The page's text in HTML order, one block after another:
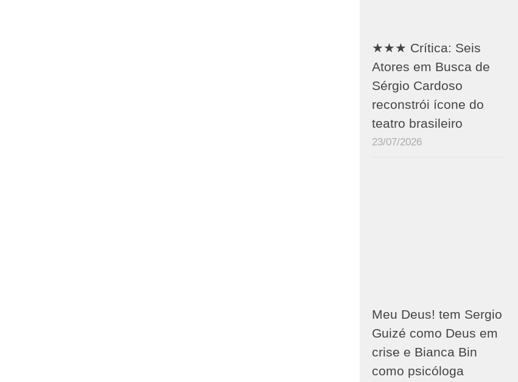
★★★ Crítica: Seis
Atores em Busca de
Sérgio Cardoso
reconstrói ícone do
teatro brasileiro
23/07/2026
Meu Deus! tem Sergio
Guizé como Deus em
crise e Bianca Bin
como psicóloga